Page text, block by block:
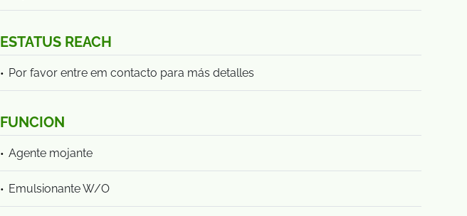
ESTATUS REACH
Por favor entre em contacto para más detalles
FUNCION
Agente mojante
Emulsionante W/O